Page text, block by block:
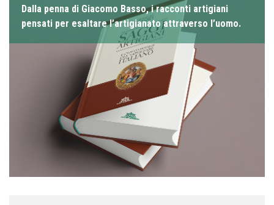
Dalla penna di Giacomo Basso, i racconti artigiani
pensati per esaltare l’artigianato attraverso l’uomo.